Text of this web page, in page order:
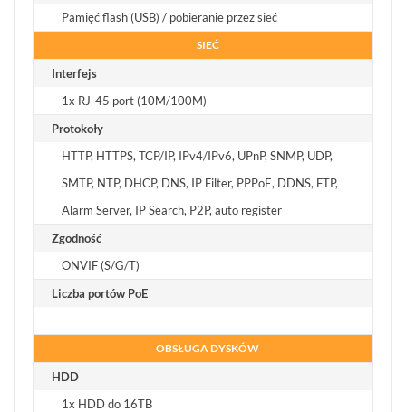
Pamięć flash (USB) / pobieranie przez sieć
SIEĆ
Interfejs
1x RJ-45 port (10M/100M)
Protokoły
HTTP, HTTPS, TCP/IP, IPv4/IPv6, UPnP, SNMP, UDP,
SMTP, NTP, DHCP, DNS, IP Filter, PPPoE, DDNS, FTP,
Alarm Server, IP Search, P2P, auto register
Zgodność
ONVIF (S/G/T)
Liczba portów PoE
-
OBSŁUGA DYSKÓW
HDD
1x HDD do 16TB